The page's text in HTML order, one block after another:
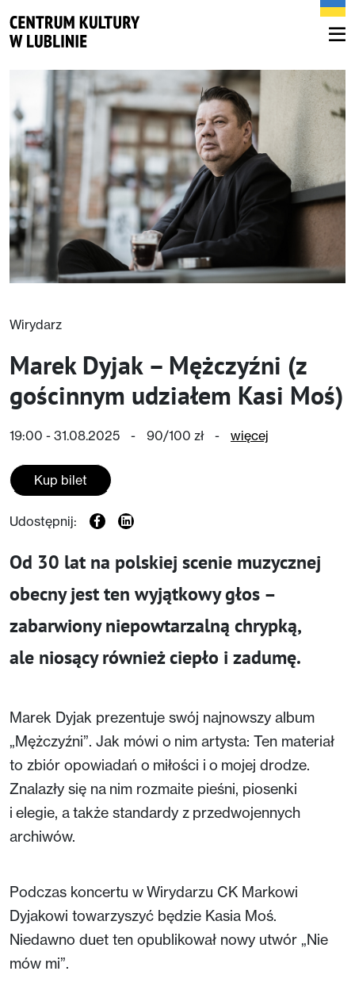
Wirydarz
Marek Dyjak – Mężczyźni (z
gościnnym udziałem Kasi Moś)
19:00 - 31.08.2025 - 90/100 zł - więcej
Kup bilet
Udostępnij:
Od 30 lat na polskiej scenie muzycznej
obecny jest ten wyjątkowy głos –
zabarwiony niepowtarzalną chrypką,
ale niosący również ciepło i zadumę.
Marek Dyjak prezentuje swój najnowszy album
„Mężczyźni”. Jak mówi o nim artysta: Ten materiał
to zbiór opowiadań o miłości i o mojej drodze.
Znalazły się na nim rozmaite pieśni, piosenki
i elegie, a także standardy z przedwojennych
archiwów.
Podczas koncertu w Wirydarzu CK Markowi
Dyjakowi towarzyszyć będzie Kasia Moś.
Niedawno duet ten opublikował nowy utwór „Nie
mów mi”.